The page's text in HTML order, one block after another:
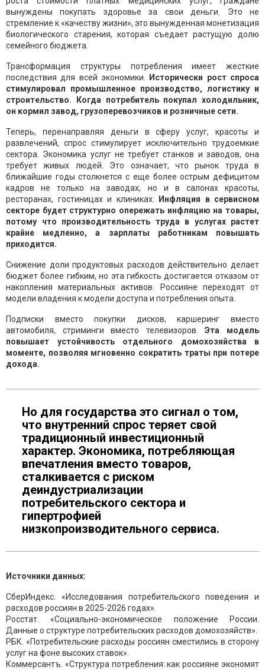
вынуждены покупать здоровье за свои деньги. Это не
стремление к «качеству жизни», это вынужденная монетизация
биологического старения, которая съедает растущую долю
семейного бюджета.
Трансформация структуры потребления имеет жесткие
последствия для всей экономики.
Исторически рост спроса
стимулировал промышленное производство, логистику и
строительство. Когда потребитель покупал холодильник,
он кормил завод, грузоперевозчиков и розничные сети.
Теперь, перенаправляя деньги в сферу услуг, красоты и
развлечений, спрос стимулирует исключительно трудоемкие
сектора. Экономика услуг не требует станков и заводов, она
требует живых людей. Это означает, что рынок труда в
ближайшие годы столкнется с еще более острым дефицитом
кадров не только на заводах, но и в салонах красоты,
ресторанах, гостиницах и клиниках.
Инфляция в сервисном
секторе будет структурно опережать инфляцию на товары,
потому что производительность труда в услугах растет
крайне медленно, а зарплаты работникам повышать
приходится.
Снижение доли продуктовых расходов действительно делает
бюджет более гибким, но эта гибкость достигается отказом от
накопления материальных активов. Россияне переходят от
модели владения к модели доступа и потребления опыта.
Подписки вместо покупки дисков, каршеринг вместо
автомобиля, стриминги вместо телевизоров.
Эта модель
повышает устойчивость отдельного домохозяйства в
моменте, позволяя мгновенно сократить траты при потере
дохода.
Но для государства это сигнал о том,
что внутренний спрос теряет свой
традиционный инвестиционный
характер. Экономика, потребляющая
впечатления вместо товаров,
сталкивается с риском
деиндустриализации
потребительского сектора и
гипертрофией
низкопроизводительного сервиса.
Источники данных:
СберИндекс. «Исследования потребительского поведения и
расходов россиян в 2025-2026 годах».
Росстат. «Социально-экономическое положение России.
Данные о структуре потребительских расходов домохозяйств».
РБК. «Потребительские расходы россиян сместились в сторону
услуг на фоне высоких ставок».
Коммерсантъ. «Структура потребления: как россияне экономят